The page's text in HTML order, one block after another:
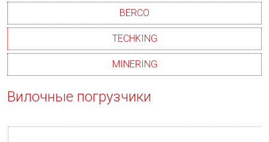
BERCO
TECHKING
MINERING
Вилочные погрузчики